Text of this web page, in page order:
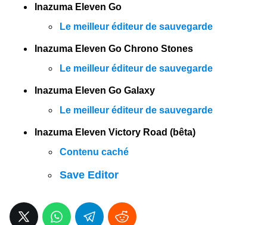
Inazuma Eleven Go
Le meilleur éditeur de sauvegarde
Inazuma Eleven Go Chrono Stones
Le meilleur éditeur de sauvegarde
Inazuma Eleven Go Galaxy
Le meilleur éditeur de sauvegarde
Inazuma Eleven Victory Road (bêta)
Contenu caché
Save Editor